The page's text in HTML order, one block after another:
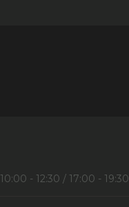
10:00 - 12:30 / 17:00 - 19:30